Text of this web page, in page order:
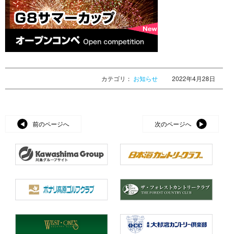
カテゴリ： お知らせ 2022年4月28日
前のページへ 次のページへ